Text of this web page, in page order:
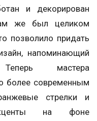
и декорирован
же был целиком
позволило придать
напоминающий
мастера
более современным
стрелки и
на фоне